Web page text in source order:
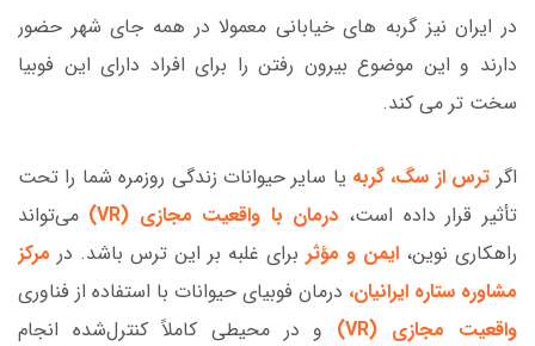
در ایران نیز گربه های خیابانی معمولا در همه جای شهر حضور
دارند و این موضوع بیرون رفتن را برای افراد دارای این فوبیا
سخت تر می کند.
اگر ترس از سگ، گربه یا سایر حیوانات زندگی روزمره شما را تحت
تأثیر قرار داده است، درمان با واقعیت مجازی (VR)
می‌تواند
راهکاری نوین، ایمن و مؤثر برای غلبه بر این ترس باشد. در مرکز
مشاوره ستاره ایرانیان، درمان فوبیای حیوانات با استفاده از فناوری
واقعیت مجازی (VR)
و در محیطی کاملاً کنترل‌شده انجام